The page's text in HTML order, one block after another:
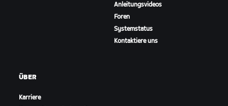
Anleitungsvideos
Foren
Systemstatus
Kontaktiere uns
ÜBER
Karriere